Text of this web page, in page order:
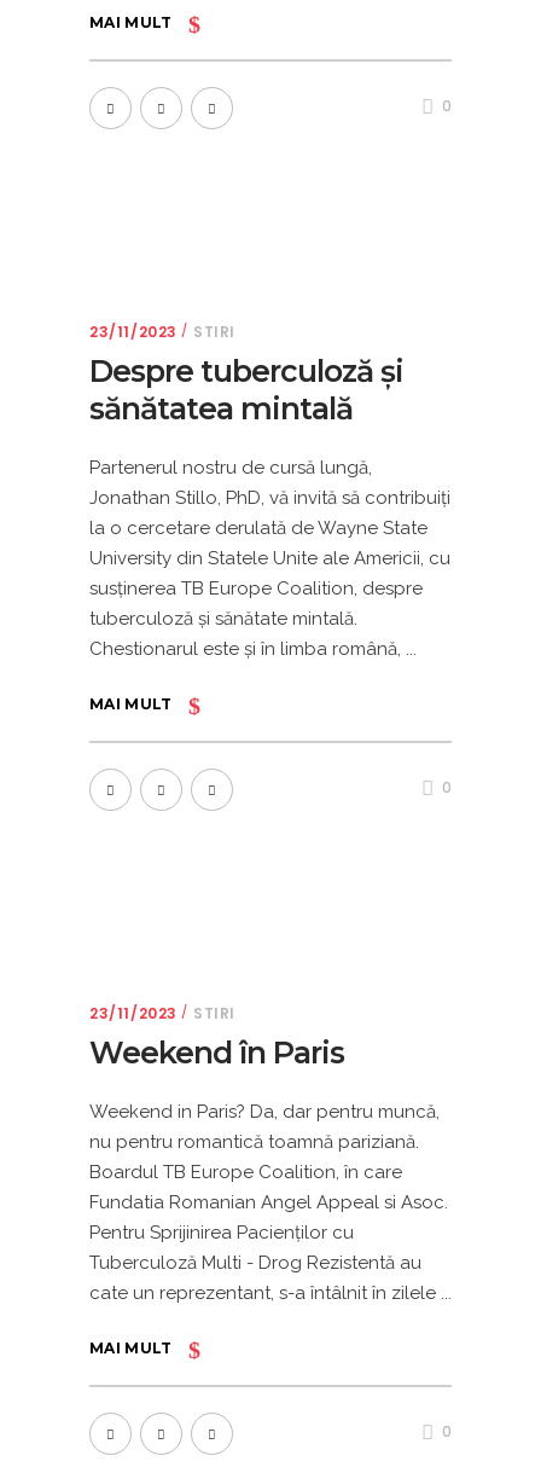
MAI MULT
0
23/11/2023 STIRI
Despre tuberculoză și
sănătatea mintală
Partenerul nostru de cursă lungă,
Jonathan Stillo, PhD, vă invită să contribuiţi
la o cercetare derulată de Wayne State
University din Statele Unite ale Americii, cu
susţinerea TB Europe Coalition, despre
tuberculoză şi sănătate mintală.
Chestionarul este şi în limba română,
MAI MULT
0
23/11/2023 STIRI
Weekend în Paris
Weekend in Paris? Da, dar pentru muncă,
nu pentru romantică toamnă pariziană.
Boardul TB Europe Coalition, în care
Fundatia Romanian Angel Appeal si Asoc.
Pentru Sprijinirea Pacienţilor cu
Tuberculoză Multi - Drog Rezistentă au
cate un reprezentant, s-a întâlnit în zilele
MAI MULT
0